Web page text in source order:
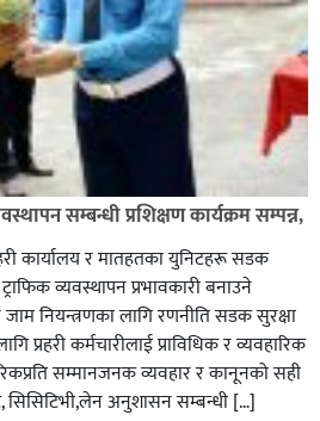
जनगुनासो गरेपछि जिल्लाका
अनुगमन
सम्बन्धी प्रशिक्षण कार्यक्रम सम्पन्न,
कार्यालय र मातहतका युनिटहरू सडक
व्यवस्थापन प्रभावकारी बनाउने
नियन्त्रणका लागि रणनीति सडक सुरक्षा
प्रहरी कर्मचारीलाई प्राविधिक र व्यवहारिक
सम्मानजनक व्यवहार र कानूनको सही
सिसिटिभी,लेन अनुशासन सम्बन्धी […]